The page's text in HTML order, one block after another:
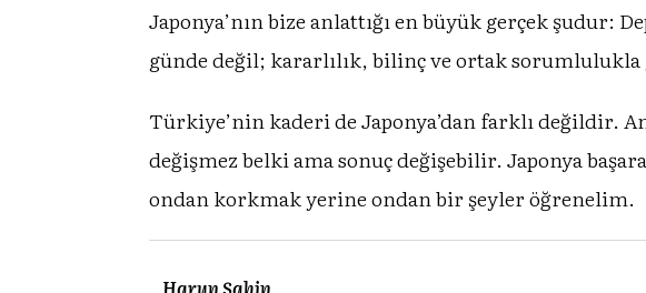
Japonya’nın bize anlattığı en büyük gerçek şudur:
günde değil; kararlılık, bilinç ve ortak sorumlulukla
Türkiye’nin kaderi de Japonya’dan farklı değildir.
değişmez belki ama sonuç değişebilir. Japonya
ondan korkmak yerine ondan bir şeyler öğrenelim.
Harun Şahin